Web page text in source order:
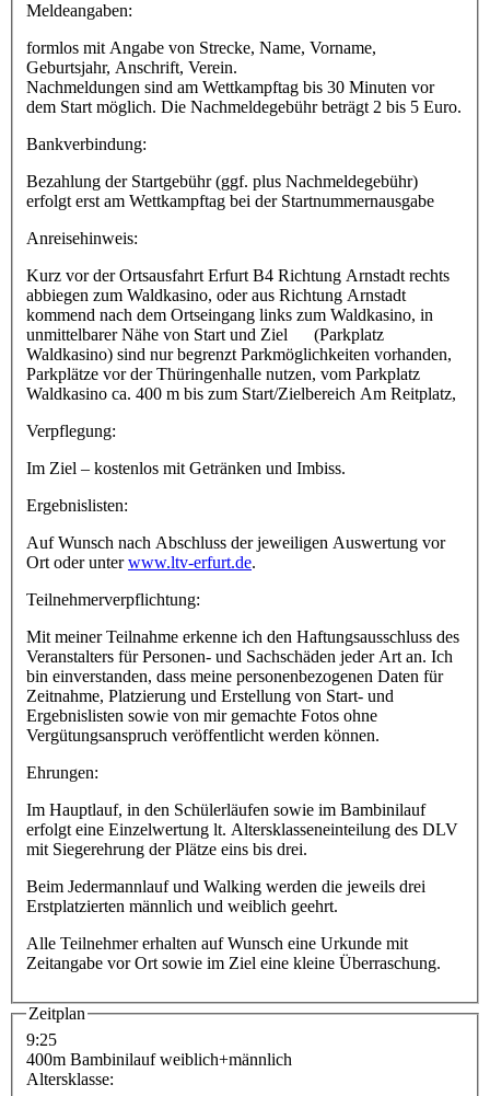
Meldeangaben:
formlos mit Angabe von Strecke, Name, Vorname,
Geburtsjahr, Anschrift, Verein.
Nachmeldungen sind am Wettkampftag bis 30 Minuten vor
dem Start möglich. Die Nachmeldegebühr beträgt 2 bis 5 Euro.
Bankverbindung:
Bezahlung der Startgebühr (ggf. plus Nachmeldegebühr)
erfolgt erst am Wettkampftag bei der Startnummernausgabe
Anreisehinweis:
Kurz vor der Ortsausfahrt Erfurt B4 Richtung Arnstadt rechts
abbiegen zum Waldkasino, oder aus Richtung Arnstadt
kommend nach dem Ortseingang links zum Waldkasino, in
unmittelbarer Nähe von Start und Ziel (Parkplatz
Waldkasino) sind nur begrenzt Parkmöglichkeiten vorhanden,
Parkplätze vor der Thüringenhalle nutzen, vom Parkplatz
Waldkasino ca. 400 m bis zum Start/Zielbereich Am Reitplatz,
Verpflegung:
Im Ziel – kostenlos mit Getränken und Imbiss.
Ergebnislisten:
Auf Wunsch nach Abschluss der jeweiligen Auswertung vor
Ort oder unterwww.ltv-erfurt.de.
Teilnehmerverpflichtung:
Mit meiner Teilnahme erkenne ich den Haftungsausschluss des
Veranstalters für Personen- und Sachschäden jeder Art an. Ich
bin einverstanden, dass meine personenbezogenen Daten für
Zeitnahme, Platzierung und Erstellung von Start- und
Ergebnislisten sowie von mir gemachte Fotos ohne
Vergütungsanspruch veröffentlicht werden können.
Ehrungen:
Im Hauptlauf, in den Schülerläufen sowie im Bambinilauf
erfolgt eine Einzelwertung lt. Altersklasseneinteilung des DLV
mit Siegerehrung der Plätze eins bis drei.
Beim Jedermannlauf und Walking werden die jeweils drei
Erstplatzierten männlich und weiblich geehrt.
Alle Teilnehmer erhalten auf Wunsch eine Urkunde mit
Zeitangabe vor Ort sowie im Ziel eine kleine Überraschung.
Zeitplan
9:25
400m Bambinilauf weiblich+männlich
Altersklasse: